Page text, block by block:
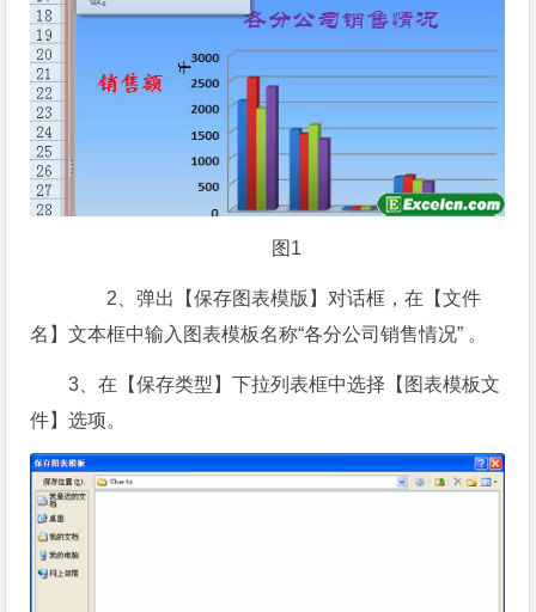
图1
2、弹出【保存图表模版】对话框，在【文件
名】文本框中输入图表模板名称“各分公司销售情况” 。
3、在【保存类型】下拉列表框中选择【图表模板文
件】选项。